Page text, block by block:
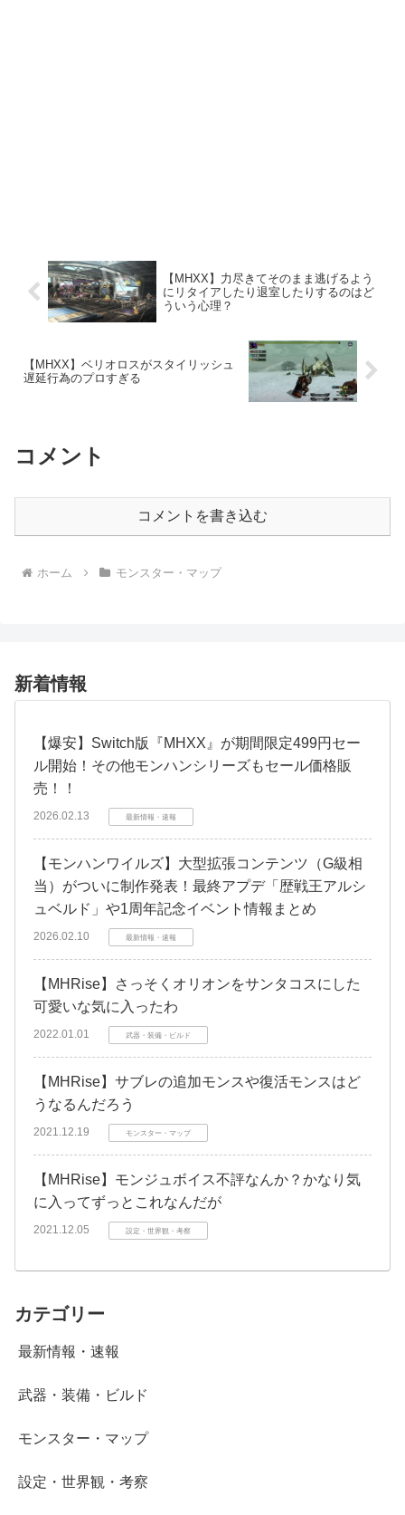
【MHXX】力尽きてそのまま逃げるよう
にリタイアしたり退室したりするのはど
ういう心理？
【MHXX】ベリオロスがスタイリッシュ
遅延行為のプロすぎる
コメント
コメントを書き込む
ホーム モンスター・マップ
新着情報
【爆安】Switch版『MHXX』が期間限定499円セー
ル開始！その他モンハンシリーズもセール価格販
売！！
2026.02.13 最新情報・速報
【モンハンワイルズ】大型拡張コンテンツ（G級相
当）がついに制作発表！最終アプデ「歴戦王アルシ
ュベルド」や1周年記念イベント情報まとめ
2026.02.10 最新情報・速報
【MHRise】さっそくオリオンをサンタコスにした
可愛いな気に入ったわ
2022.01.01 武器・装備・ビルド
【MHRise】サブレの追加モンスや復活モンスはど
うなるんだろう
2021.12.19 モンスター・マップ
【MHRise】モンジュボイス不評なんか？かなり気
に入ってずっとこれなんだが
2021.12.05 設定・世界観・考察
カテゴリー
最新情報・速報
武器・装備・ビルド
モンスター・マップ
設定・世界観・考察